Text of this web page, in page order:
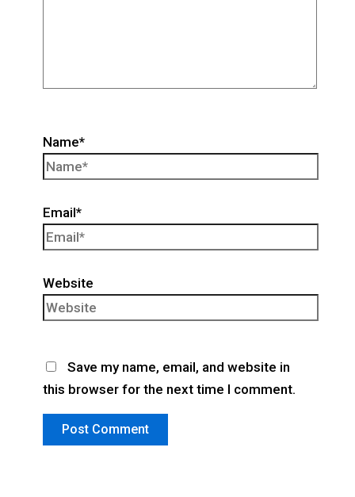
Name*
Email*
Website
Save my name, email, and website in
this browser for the next time I comment.